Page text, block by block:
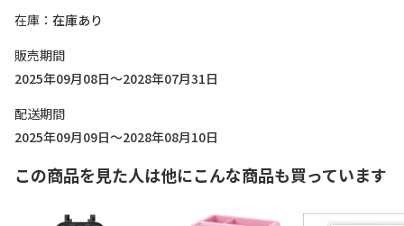
在庫
在庫あり
販売期間
2025年09月08日～2028年07月31日
配送期間
2025年09月09日～2028年08月10日
この商品を見た人は他にこんな商品も買っています